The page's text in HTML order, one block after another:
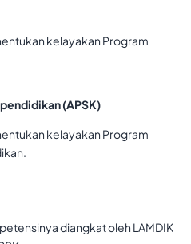
kelayakan Program
(APSK)
kelayakan Program
diangkat oleh LAMDIK